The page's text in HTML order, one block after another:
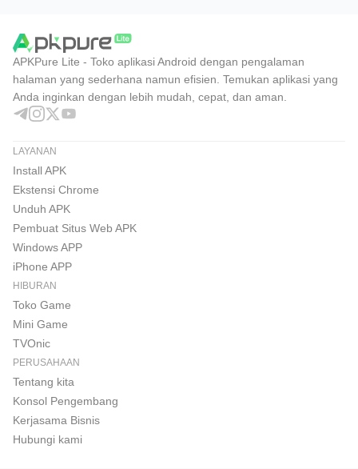
APKPure Lite - Toko aplikasi Android dengan pengalaman
halaman yang sederhana namun efisien. Temukan aplikasi yang
Anda inginkan dengan lebih mudah, cepat, dan aman.
LAYANAN
Install APK
Ekstensi Chrome
Unduh APK
Pembuat Situs Web APK
Windows APP
iPhone APP
HIBURAN
Toko Game
Mini Game
TVOnic
PERUSAHAAN
Tentang kita
Konsol Pengembang
Kerjasama Bisnis
Hubungi kami